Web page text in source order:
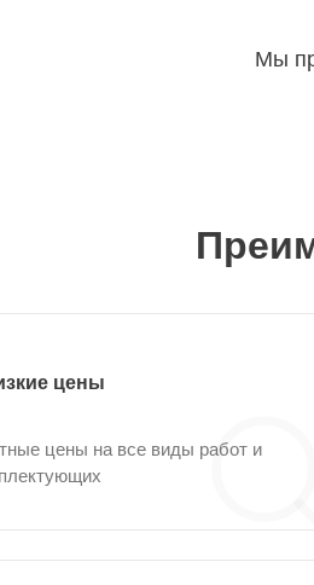
Мы
цены
цены на все виды работ и